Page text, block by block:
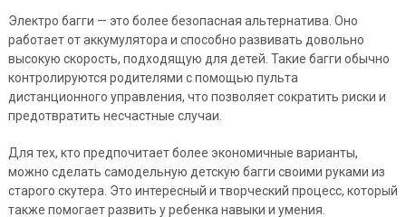
Электро багги — это более безопасная альтернатива. Оно
работает от аккумулятора и способно развивать довольно
высокую скорость, подходящую для детей. Такие багги обычно
контролируются родителями с помощью пульта
дистанционного управления, что позволяет сократить риски и
предотвратить несчастные случаи.
Для тех, кто предпочитает более экономичные варианты,
можно сделать самодельную детскую багги своими руками из
старого скутера. Это интересный и творческий процесс, который
также помогает развить у ребенка навыки и умения.